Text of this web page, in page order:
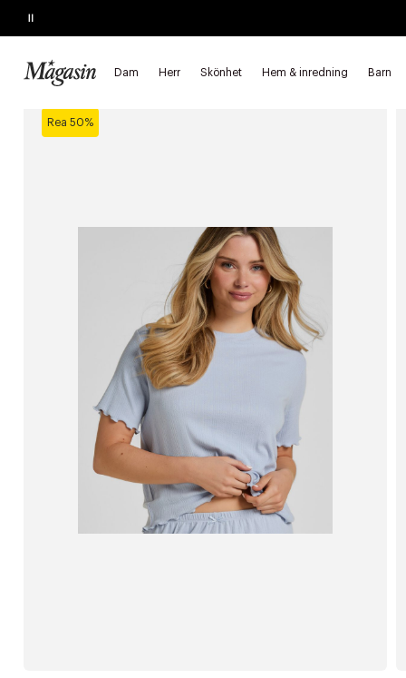
Pause
Dam Herr Skönhet Hem & inredning Barn
REAN SLUTAR IMORGON
Startsida Dam Underkläder & pyjamasar Underlinnen
Rea 50%